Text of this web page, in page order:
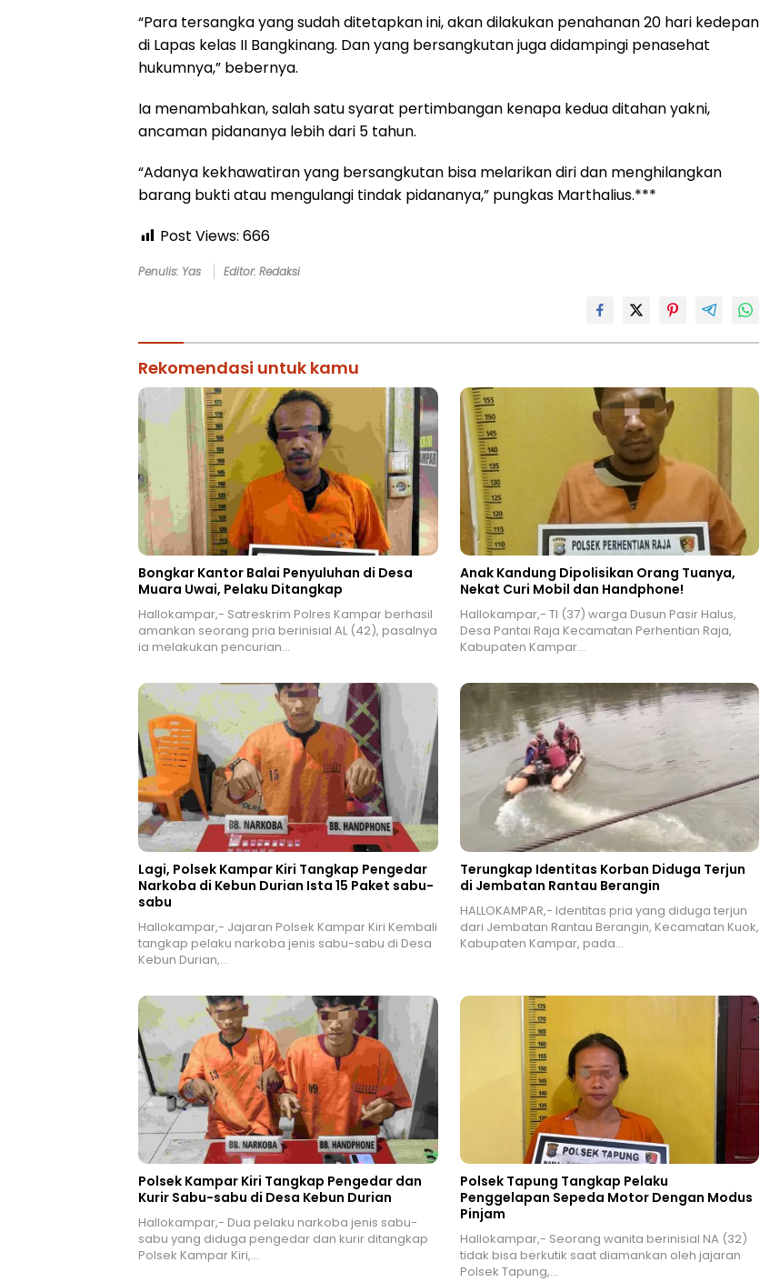
“Para tersangka yang sudah ditetapkan ini, akan dilakukan penahanan 20 hari kedepan
di Lapas kelas II Bangkinang. Dan yang bersangkutan juga didampingi penasehat
hukumnya,” bebernya.
Ia menambahkan, salah satu syarat pertimbangan kenapa kedua ditahan yakni,
ancaman pidananya lebih dari 5 tahun.
“Adanya kekhawatiran yang bersangkutan bisa melarikan diri dan menghilangkan
barang bukti atau mengulangi tindak pidananya,” pungkas Marthalius.***
Post Views: 666
Penulis: Yas Editor: Redaksi
Rekomendasi untuk kamu
Bongkar Kantor Balai Penyuluhan di Desa
Muara Uwai, Pelaku Ditangkap
Hallokampar,- Satreskrim Polres Kampar berhasil
amankan seorang pria berinisial AL (42), pasalnya
ia melakukan pencurian…
Anak Kandung Dipolisikan Orang Tuanya,
Nekat Curi Mobil dan Handphone!
Hallokampar,- TI (37) warga Dusun Pasir Halus,
Desa Pantai Raja Kecamatan Perhentian Raja,
Kabupaten Kampar…
Lagi, Polsek Kampar Kiri Tangkap Pengedar
Narkoba di Kebun Durian Ista 15 Paket sabu-
sabu
Hallokampar,- Jajaran Polsek Kampar Kiri Kembali
tangkap pelaku narkoba jenis sabu-sabu di Desa
Kebun Durian,…
Terungkap Identitas Korban Diduga Terjun
di Jembatan Rantau Berangin
HALLOKAMPAR,- Identitas pria yang diduga terjun
dari Jembatan Rantau Berangin, Kecamatan Kuok,
Kabupaten Kampar, pada…
Polsek Kampar Kiri Tangkap Pengedar dan
Kurir Sabu-sabu di Desa Kebun Durian
Hallokampar,- Dua pelaku narkoba jenis sabu-
sabu yang diduga pengedar dan kurir ditangkap
Polsek Kampar Kiri,…
Polsek Tapung Tangkap Pelaku
Penggelapan Sepeda Motor Dengan Modus
Pinjam
Hallokampar,- Seorang wanita berinisial NA (32)
tidak bisa berkutik saat diamankan oleh jajaran
Polsek Tapung,…